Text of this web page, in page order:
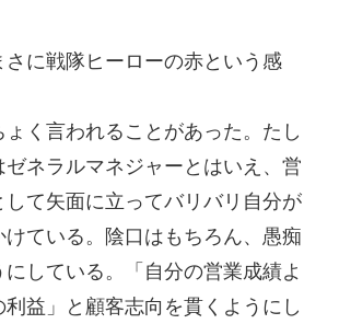
さに戦隊ヒーローの赤という感
く言われることがあった。たし
ゼネラルマネジャーとはいえ、営
て矢面に立ってバリバリ自分が
ている。陰口はもちろん、愚痴
にしている。「自分の営業成績よ
利益」と顧客志向を貫くようにし